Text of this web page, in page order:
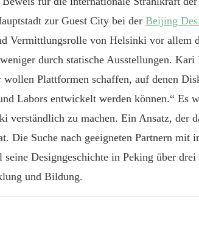
zur Guest City bei der Beijing
Vermittlungsrolle von Helsinki vor allem
durch statische Ausstellungen.
Plattformen schaffen, auf denen
Labors entwickelt werden können.“ Es
verständlich zu machen. Ein Ansatz, der
Die Suche nach geeigneten Partnern mit
Designgeschichte in Peking über
und Bildung.